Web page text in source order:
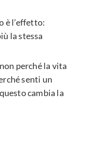
è l’effetto:
la stessa
perché la vita
senti un
cambia la